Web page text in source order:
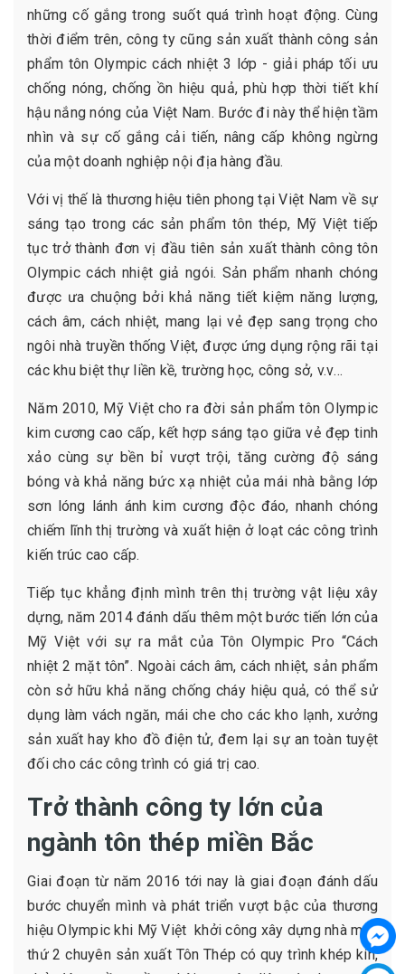
những cố gắng trong suốt quá trình hoạt động. Cùng
thời điểm trên, công ty cũng sản xuất thành công sản
phẩm tôn Olympic cách nhiệt 3 lớp - giải pháp tối ưu
chống nóng, chống ồn hiệu quả, phù hợp thời tiết khí
hậu nắng nóng của Việt Nam. Bước đi này thể hiện tầm
nhìn và sự cố gắng cải tiến, nâng cấp không ngừng
của một doanh nghiệp nội địa hàng đầu.
Với vị thế là thương hiệu tiên phong tại Việt Nam về sự
sáng tạo trong các sản phẩm tôn thép, Mỹ Việt tiếp
tục trở thành đơn vị đầu tiên sản xuất thành công tôn
Olympic cách nhiệt giả ngói. Sản phẩm nhanh chóng
được ưa chuộng bởi khả năng tiết kiệm năng lượng,
cách âm, cách nhiệt, mang lại vẻ đẹp sang trọng cho
ngôi nhà truyền thống Việt, được ứng dụng rộng rãi tại
các khu biệt thự liền kề, trường học, công sở, v.v…
Năm 2010, Mỹ Việt cho ra đời sản phẩm tôn Olympic
kim cương cao cấp, kết hợp sáng tạo giữa vẻ đẹp tinh
xảo cùng sự bền bỉ vượt trội, tăng cường độ sáng
bóng và khả năng bức xạ nhiệt của mái nhà bằng lớp
sơn lóng lánh ánh kim cương độc đáo, nhanh chóng
chiếm lĩnh thị trường và xuất hiện ở loạt các công trình
kiến trúc cao cấp.
Tiếp tục khẳng định mình trên thị trường vật liệu xây
dựng, năm 2014 đánh dấu thêm một bước tiến lớn của
Mỹ Việt với sự ra mắt của Tôn Olympic Pro “Cách
nhiệt 2 mặt tôn”. Ngoài cách âm, cách nhiệt, sản phẩm
còn sở hữu khả năng chống cháy hiệu quả, có thể sử
dụng làm vách ngăn, mái che cho các kho lạnh, xưởng
sản xuất hay kho đồ điện tử, đem lại sự an toàn tuyệt
đối cho các công trình có giá trị cao.
Trở thành công ty lớn của
ngành tôn thép miền Bắc
Giai đoạn từ năm 2016 tới nay là giai đoạn đánh dấu
bước chuyển mình và phát triển vượt bậc của thương
hiệu Olympic khi Mỹ Việt khởi công xây dựng nhà máy
thứ 2 chuyên sản xuất Tôn Thép có quy trình khép kín,